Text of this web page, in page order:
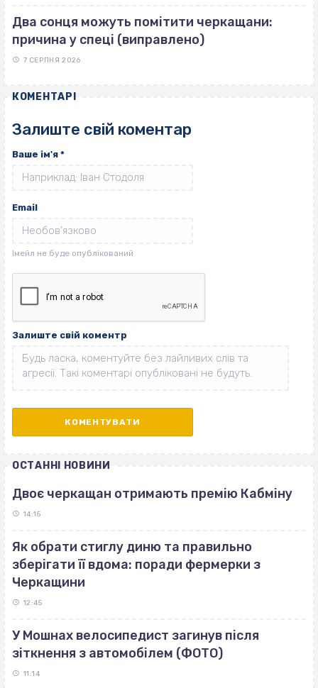
Два сонця можуть помітити черкащани:
причина у спеці (виправлено)
7 СЕРПНЯ 2026
КОМЕНТАРІ
Залиште свій коментар
Ваше ім'я *
Email
Залиште свій коментр
ОСТАННІ НОВИНИ
Двоє черкащан отримають премію Кабміну
14:15
Як обрати стиглу диню та правильно
зберігати її вдома: поради фермерки з
Черкащини
12:45
У Мошнах велосипедист загинув після
зіткнення з автомобілем (ФОТО)
11:14